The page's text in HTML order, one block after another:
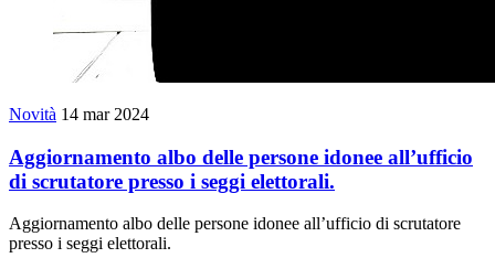
Novità 14 mar 2024
Aggiornamento albo delle persone idonee all’ufficio
di scrutatore presso i seggi elettorali.
Aggiornamento albo delle persone idonee all’ufficio di scrutatore
presso i seggi elettorali.